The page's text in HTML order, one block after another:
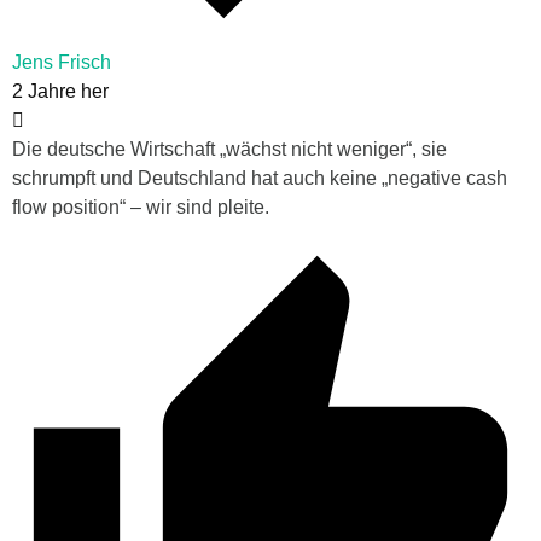
Jens Frisch
2 Jahre her
Die deutsche Wirtschaft „wächst nicht weniger“, sie
schrumpft und Deutschland hat auch keine „negative cash
flow position“ – wir sind pleite.